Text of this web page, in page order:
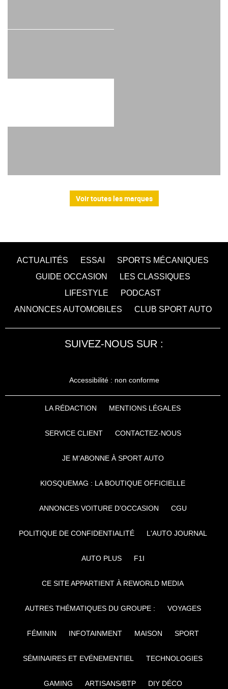
Voir toutes les marques
ACTUALITÉS ESSAI
SPORTS MÉCANIQUES
GUIDE OCCASION
LES CLASSIQUES
LIFESTYLE
PODCAST
ANNONCES AUTOMOBILES
CLUB SPORT AUTO
SUIVEZ-NOUS SUR :
Accessibilité : non conforme
LA RÉDACTION MENTIONS LÉGALES
SERVICE CLIENT CONTACTEZ-NOUS
JE M'ABONNE À SPORT AUTO
KIOSQUEMAG : LA BOUTIQUE OFFICIELLE
ANNONCES VOITURE D’OCCASION CGU
POLITIQUE DE CONFIDENTIALITÉ L'AUTO JOURNAL
AUTO PLUS F1I
CE SITE APPARTIENT À REWORLD MEDIA
AUTRES THÉMATIQUES DU GROUPE : VOYAGES
FÉMININ INFOTAINMENT MAISON SPORT
SÉMINAIRES ET EVÉNEMENTIEL TECHNOLOGIES
GAMING ARTISANS/BTP DIY DÉCO